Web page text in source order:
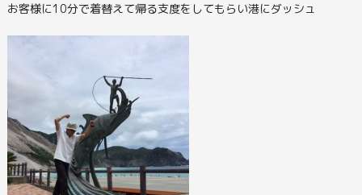
お客様に10分で着替えて帰る支度をしてもらい港にダッシュ